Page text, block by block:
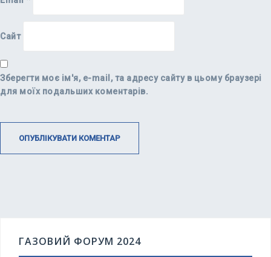
Сайт
Зберегти моє ім'я, e-mail, та адресу сайту в цьому браузері
для моїх подальших коментарів.
ГАЗОВИЙ ФОРУМ 2024